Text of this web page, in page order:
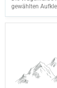
gewählten